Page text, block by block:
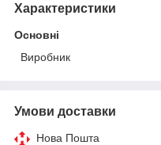
Характеристики
Основні
Виробник
Умови доставки
Нова Пошта